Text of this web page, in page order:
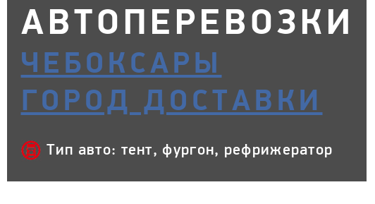
АВТОПЕРЕВОЗКИ
ЧЕБОКСАРЫ
ГОРОД ДОСТАВКИ
Тип авто: тент, фургон, рефрижератор